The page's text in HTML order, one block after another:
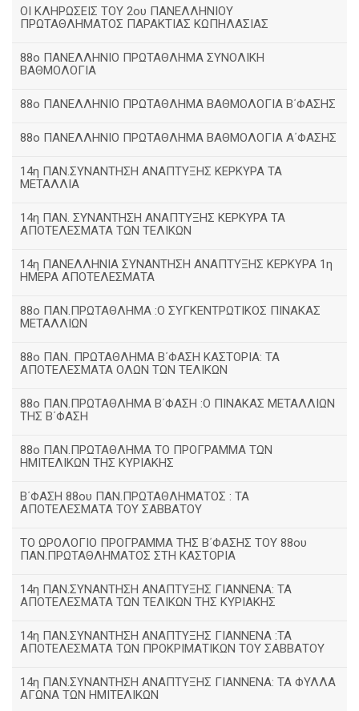
ΟΙ ΚΛΗΡΩΣΕΙΣ ΤΟΥ 2ου ΠΑΝΕΛΛΗΝΙΟΥ
ΠΡΩΤΑΘΛΗΜΑΤΟΣ ΠΑΡΑΚΤΙΑΣ ΚΩΠΗΛΑΣΙΑΣ
88ο ΠΑΝΕΛΛΗΝΙΟ ΠΡΩΤΑΘΛΗΜΑ ΣΥΝΟΛΙΚΗ
ΒΑΘΜΟΛΟΓΙΑ
88ο ΠΑΝΕΛΛΗΝΙΟ ΠΡΩΤΑΘΛΗΜΑ ΒΑΘΜΟΛΟΓΙΑ Β΄ΦΑΣΗΣ
88ο ΠΑΝΕΛΛΗΝΙΟ ΠΡΩΤΑΘΛΗΜΑ ΒΑΘΜΟΛΟΓΙΑ Α΄ΦΑΣΗΣ
14η ΠΑΝ.ΣΥΝΑΝΤΗΣΗ ΑΝΑΠΤΥΞΗΣ ΚΕΡΚΥΡΑ ΤΑ
ΜΕΤΑΛΛΙΑ
14η ΠΑΝ. ΣΥΝΑΝΤΗΣΗ ΑΝΑΠΤΥΞΗΣ ΚΕΡΚΥΡΑ ΤΑ
ΑΠΟΤΕΛΕΣΜΑΤΑ ΤΩΝ ΤΕΛΙΚΩΝ
14η ΠΑΝΕΛΛΗΝΙΑ ΣΥΝΑΝΤΗΣΗ ΑΝΑΠΤΥΞΗΣ ΚΕΡΚΥΡΑ 1η
ΗΜΕΡΑ ΑΠΟΤΕΛΕΣΜΑΤΑ
88ο ΠΑΝ.ΠΡΩΤΑΘΛΗΜΑ :Ο ΣΥΓΚΕΝΤΡΩΤΙΚΟΣ ΠΙΝΑΚΑΣ
ΜΕΤΑΛΛΙΩΝ
88ο ΠΑΝ. ΠΡΩΤΑΘΛΗΜΑ Β΄ΦΑΣΗ ΚΑΣΤΟΡΙΑ: ΤΑ
ΑΠΟΤΕΛΕΣΜΑΤΑ ΟΛΩΝ ΤΩΝ ΤΕΛΙΚΩΝ
88ο ΠΑΝ.ΠΡΩΤΑΘΛΗΜΑ Β΄ΦΑΣΗ :Ο ΠΙΝΑΚΑΣ ΜΕΤΑΛΛΙΩΝ
ΤΗΣ Β΄ΦΑΣΗ
88ο ΠΑΝ.ΠΡΩΤΑΘΛΗΜΑ ΤΟ ΠΡΟΓΡΑΜΜΑ ΤΩΝ
ΗΜΙΤΕΛΙΚΩΝ ΤΗΣ ΚΥΡΙΑΚΗΣ
Β΄ΦΑΣΗ 88ου ΠΑΝ.ΠΡΩΤΑΘΛΗΜΑΤΟΣ : ΤΑ
ΑΠΟΤΕΛΕΣΜΑΤΑ ΤΟΥ ΣΑΒΒΑΤΟΥ
ΤΟ ΩΡΟΛΟΓΙΟ ΠΡΟΓΡΑΜΜΑ ΤΗΣ Β΄ΦΑΣΗΣ ΤΟΥ 88ου
ΠΑΝ.ΠΡΩΤΑΘΛΗΜΑΤΟΣ ΣΤΗ ΚΑΣΤΟΡΙΑ
14η ΠΑΝ.ΣΥΝΑΝΤΗΣΗ ΑΝΑΠΤΥΞΗΣ ΓΙΑΝΝΕΝΑ: ΤΑ
ΑΠΟΤΕΛΕΣΜΑΤΑ ΤΩΝ ΤΕΛΙΚΩΝ ΤΗΣ ΚΥΡΙΑΚΗΣ
14η ΠΑΝ.ΣΥΝΑΝΤΗΣΗ ΑΝΑΠΤΥΞΗΣ ΓΙΑΝΝΕΝΑ :ΤΑ
ΑΠΟΤΕΛΕΣΜΑΤΑ ΤΩΝ ΠΡΟΚΡΙΜΑΤΙΚΩΝ ΤΟΥ ΣΑΒΒΑΤΟΥ
14η ΠΑΝ.ΣΥΝΑΝΤΗΣΗ ΑΝΑΠΤΥΞΗΣ ΓΙΑΝΝΕΝΑ: ΤΑ ΦΥΛΛΑ
ΑΓΩΝΑ ΤΩΝ ΗΜΙΤΕΛΙΚΩΝ